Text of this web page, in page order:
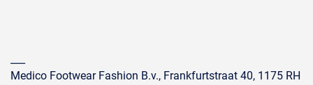
Medico Footwear Fashion B.v., Frankfurtstraat 40, 1175 RH